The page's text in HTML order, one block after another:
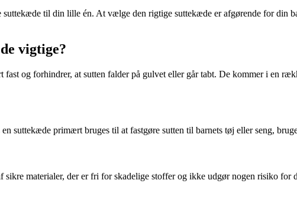
til din lille én. At vælge den rigtige suttekæde er afgørende for din
vigtige?
og forhindrer, at sutten falder på gulvet eller går tabt. De kommer i en
suttekæde primært bruges til at fastgøre sutten til barnets tøj eller seng,
materialer, der er fri for skadelige stoffer og ikke udgør nogen risiko for